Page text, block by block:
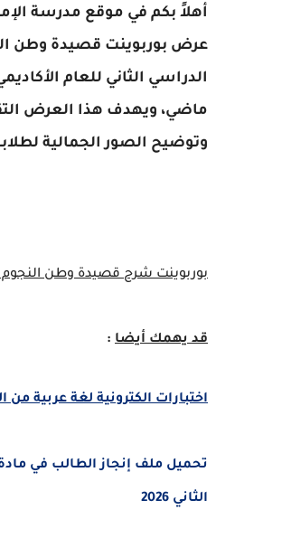
أهلاً بكم في موقع مدرسة
عرض بوربوينت قصيدة وطن
ماضي، ويهدف هذا العرض
وتوضيح الصور الجمالية
بوربوينت شرح قصيدة وطن
قد يهمك أيضا :
اختبارات الكترونية لغة عربية من الصف 5 - 8 الفصل الدراسى الثاني 2026
الثاني 2026